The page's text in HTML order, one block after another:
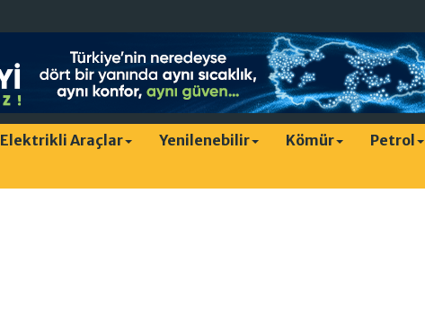
Elektrikli Araçlar Yenilenebilir Kömür Petrol